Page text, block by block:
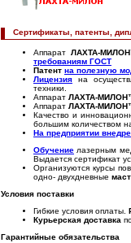
Сертификаты, патенты,
Аппарат ЛАХТА-
требованиям ГОСТ
Патент на полезную
Лицензия на
техники.
Аппарат ЛАХТА-
Аппарат ЛАХТА-
Качество и
большим количеством
На предприятии
Обучение лазерным
Выдается сертификат
Организуются курсы
одно- двухдневные
Условия поставки
Гибкие условия оплаты.
Курьерская доставка
Гарантийные обязательства